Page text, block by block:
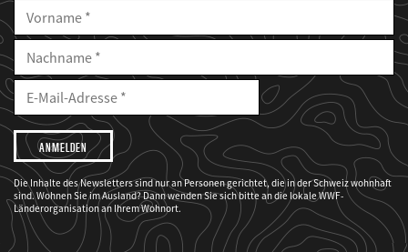
Vorname
Nachname
E-
Mailadresse
E-
Adresse
Ich
möchte,
dass
der
WWF
mich
über
seine
Projekte
informiert.
Die Inhalte des Newsletters sind nur an Personen gerichtet, die in der Schweiz wohnhaft
sind. Wohnen Sie im Ausland? Dann wenden Sie sich bitte an die lokale WWF-
Länderorganisation an Ihrem Wohnort.